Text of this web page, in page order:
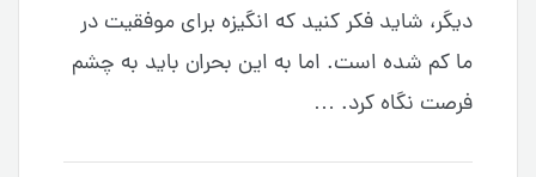
دیگر، شاید فکر کنید که انگیزه برای موفقیت در
ما کم شده است. اما به این بحران باید به چشم
فرصت نگاه کرد. …